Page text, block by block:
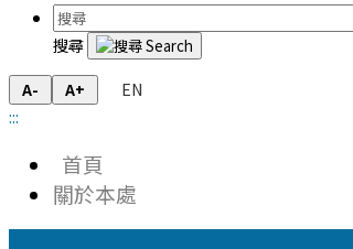
搜尋
A- A+
EN
:::
首頁
關於本處